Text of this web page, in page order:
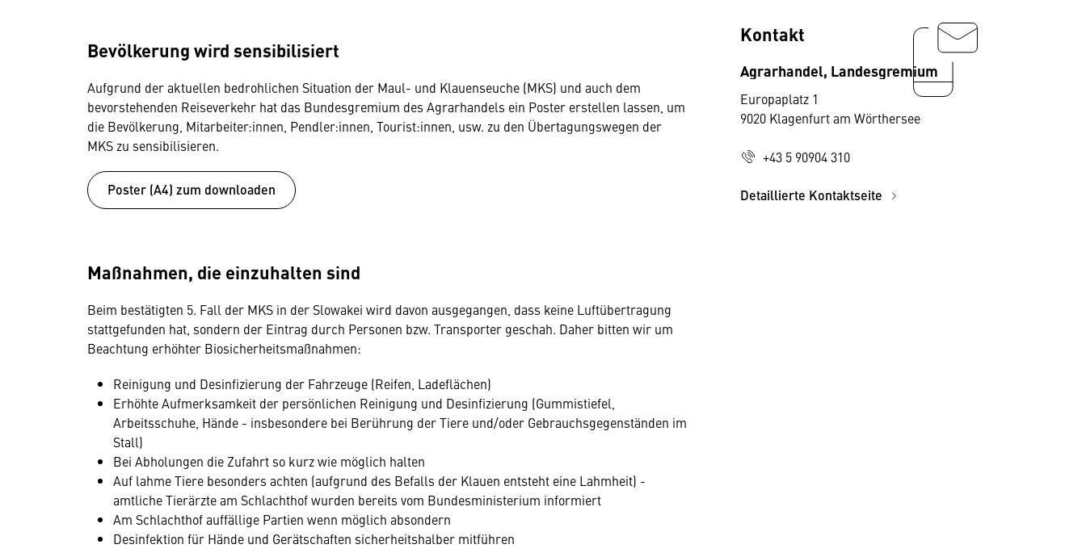
Bevölkerung wird sensibilisiert
Aufgrund der aktuellen bedrohlichen Situation der Maul- und Klauenseuche (MKS) und auch dem
bevorstehenden Reiseverkehr hat das Bundesgremium des Agrarhandels ein Poster erstellen lassen, um
die Bevölkerung, Mitarbeiter:innen, Pendler:innen, Tourist:innen, usw. zu den Übertagungswegen der
MKS zu sensibilisieren.
Poster (A4) zum downloaden
Maßnahmen, die einzuhalten sind
Beim bestätigten 5. Fall der MKS in der Slowakei wird davon ausgegangen, dass keine Luftübertragung
stattgefunden hat, sondern der Eintrag durch Personen bzw. Transporter geschah. Daher bitten wir um
Beachtung erhöhter Biosicherheitsmaßnahmen:
Reinigung und Desinfizierung der Fahrzeuge (Reifen, Ladeflächen)
Erhöhte Aufmerksamkeit der persönlichen Reinigung und Desinfizierung (Gummistiefel,
Arbeitsschuhe, Hände - insbesondere bei Berührung der Tiere und/oder Gebrauchsgegenständen im
Stall)
Bei Abholungen die Zufahrt so kurz wie möglich halten
Auf lahme Tiere besonders achten (aufgrund des Befalls der Klauen entsteht eine Lahmheit) -
amtliche Tierärzte am Schlachthof wurden bereits vom Bundesministerium informiert
Am Schlachthof auffällige Partien wenn möglich absondern
Desinfektion für Hände und Gerätschaften sicherheitshalber mitführen
Kontakt
Agrarhandel, Landesgremium
Europaplatz 1
9020 Klagenfurt am Wörthersee
+43 5 90904 310
Detaillierte Kontaktseite